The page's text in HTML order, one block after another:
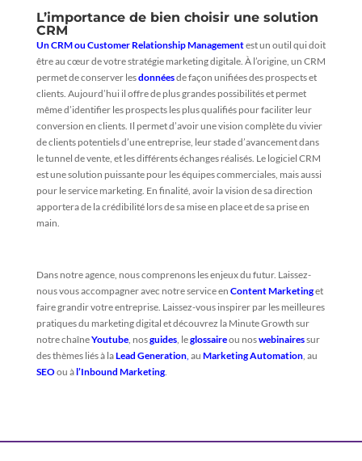
L’importance de bien choisir une solution
CRM
Un CRM ou Customer Relationship Managementest un outil qui doit
être au cœur de votre stratégie marketing digitale. À l’origine, un CRM
permet de conserver lesdonnéesde façon unifiées des prospects et
clients. Aujourd’hui il offre de plus grandes possibilités et permet
même d’identifier les prospects les plus qualifiés pour faciliter leur
conversion en clients. Il permet d’avoir une vision complète du vivier
de clients potentiels d’une entreprise, leur stade d’avancement dans
le tunnel de vente, et les différents échanges réalisés. Le logiciel CRM
est une solution puissante pour les équipes commerciales, mais aussi
pour le service marketing. En finalité, avoir la vision de sa direction
apportera de la crédibilité lors de sa mise en place et de sa prise en
main.
Dans notre agence, nous comprenons les enjeux du futur. Laissez-
nous vous accompagner avec notre service en Content Marketinget
faire grandir votre entreprise. Laissez-vous inspirer par les meilleures
pratiques du marketing digital et découvrez la Minute Growth sur
notre chaîneYoutube, nosguides, leglossaireou noswebinairessur
des thèmes liés à laLead Generation, au Marketing Automation, au
SEOou àl’Inbound Marketing.